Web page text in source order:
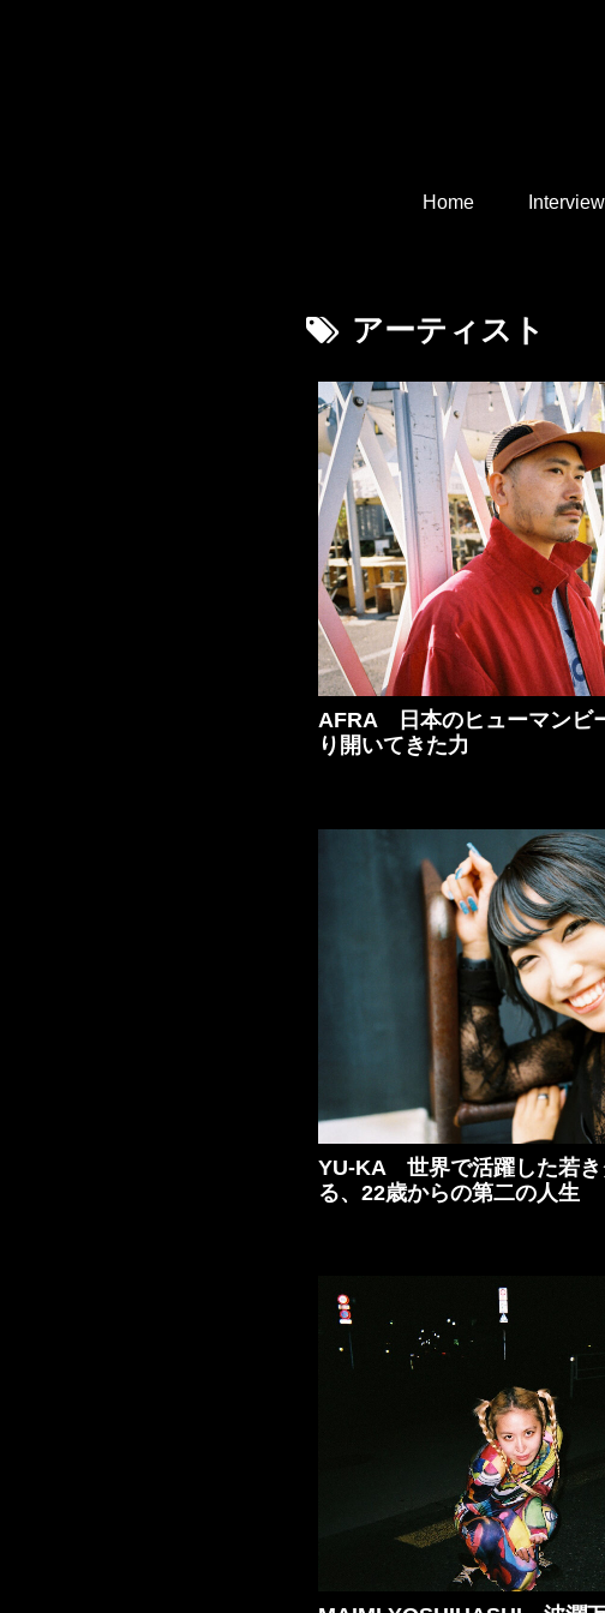
Home Interview
アーティスト
AFRA 日本のヒューマンビ
り開いてきた力
YU-KA 世界で活躍した若き
る、22歳からの第二の人生